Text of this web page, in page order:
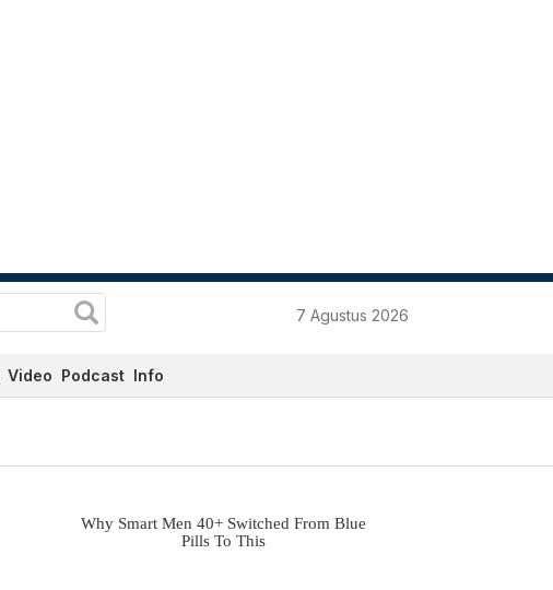
7 Agustus 2026
Video Podcast Info